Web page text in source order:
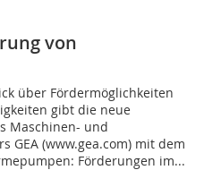
von
über Fördermöglichkeiten
gibt die neue
Maschinen- und
GEA (www.gea.com) mit dem
Förderungen im...